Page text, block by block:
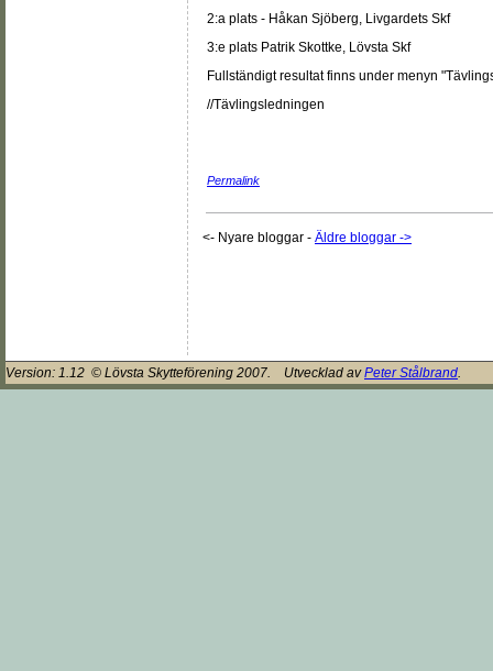
2:a plats - Håkan Sjöberg, Livgardets Skf
3:e plats Patrik Skottke, Lövsta Skf
Fullständigt resultat finns under menyn
//Tävlingsledningen
Permalink
<- Nyare bloggar - Äldre bloggar ->
Version: 1.12 © Lövsta Skytteförening 2007. Utvecklad avPeter Stålbrand.